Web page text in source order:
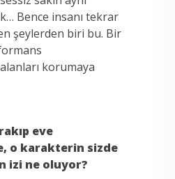
Bence insanı tekrar
şeylerden biri bu. Bir
korumaya
eve
o karakterin sizde
izi ne oluyor?